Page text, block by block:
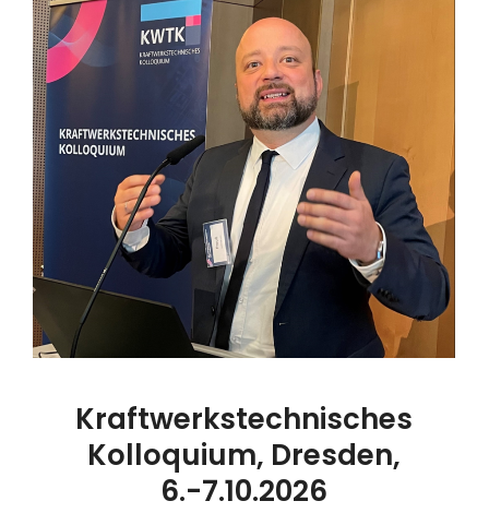
Kraftwerkstechnisches
Kolloquium, Dresden,
6.-7.10.2026